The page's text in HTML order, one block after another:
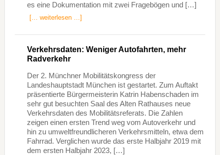
es eine Dokumentation mit zwei Fragebögen und […]
[… weiterlesen …]
Verkehrsdaten: Weniger Autofahrten, mehr
Radverkehr
Der 2. Münchner Mobilitätskongress der
Landeshauptstadt München ist gestartet. Zum Auftakt
präsentierte Bürgermeisterin Katrin Habenschaden im
sehr gut besuchten Saal des Alten Rathauses neue
Verkehrsdaten des Mobilitätsreferats. Die Zahlen
zeigen einen ersten Trend weg vom Autoverkehr und
hin zu umweltfreundlicheren Verkehrsmitteln, etwa dem
Fahrrad. Verglichen wurde das erste Halbjahr 2019 mit
dem ersten Halbjahr 2023, […]